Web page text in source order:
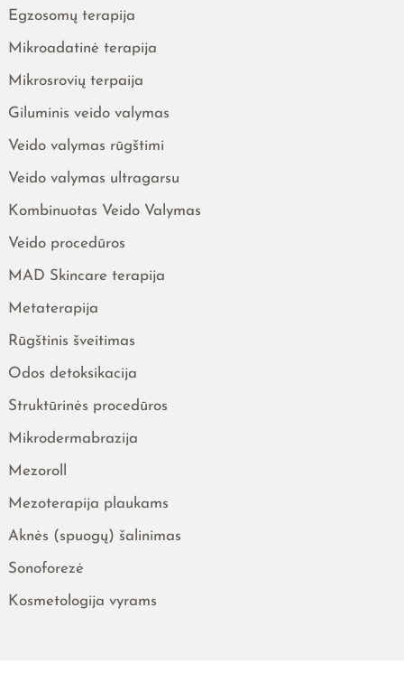
Egzosomų terapija
Mikroadatinė terapija
Mikrosrovių terpaija
Giluminis veido valymas
Veido valymas rūgštimi
Veido valymas ultragarsu
Kombinuotas Veido Valymas
Veido procedūros
MAD Skincare terapija
Metaterapija
Rūgštinis šveitimas
Odos detoksikacija
Struktūrinės procedūros
Mikrodermabrazija
Mezoroll
Mezoterapija plaukams
Aknės (spuogų) šalinimas
Sonoforezė
Kosmetologija vyrams